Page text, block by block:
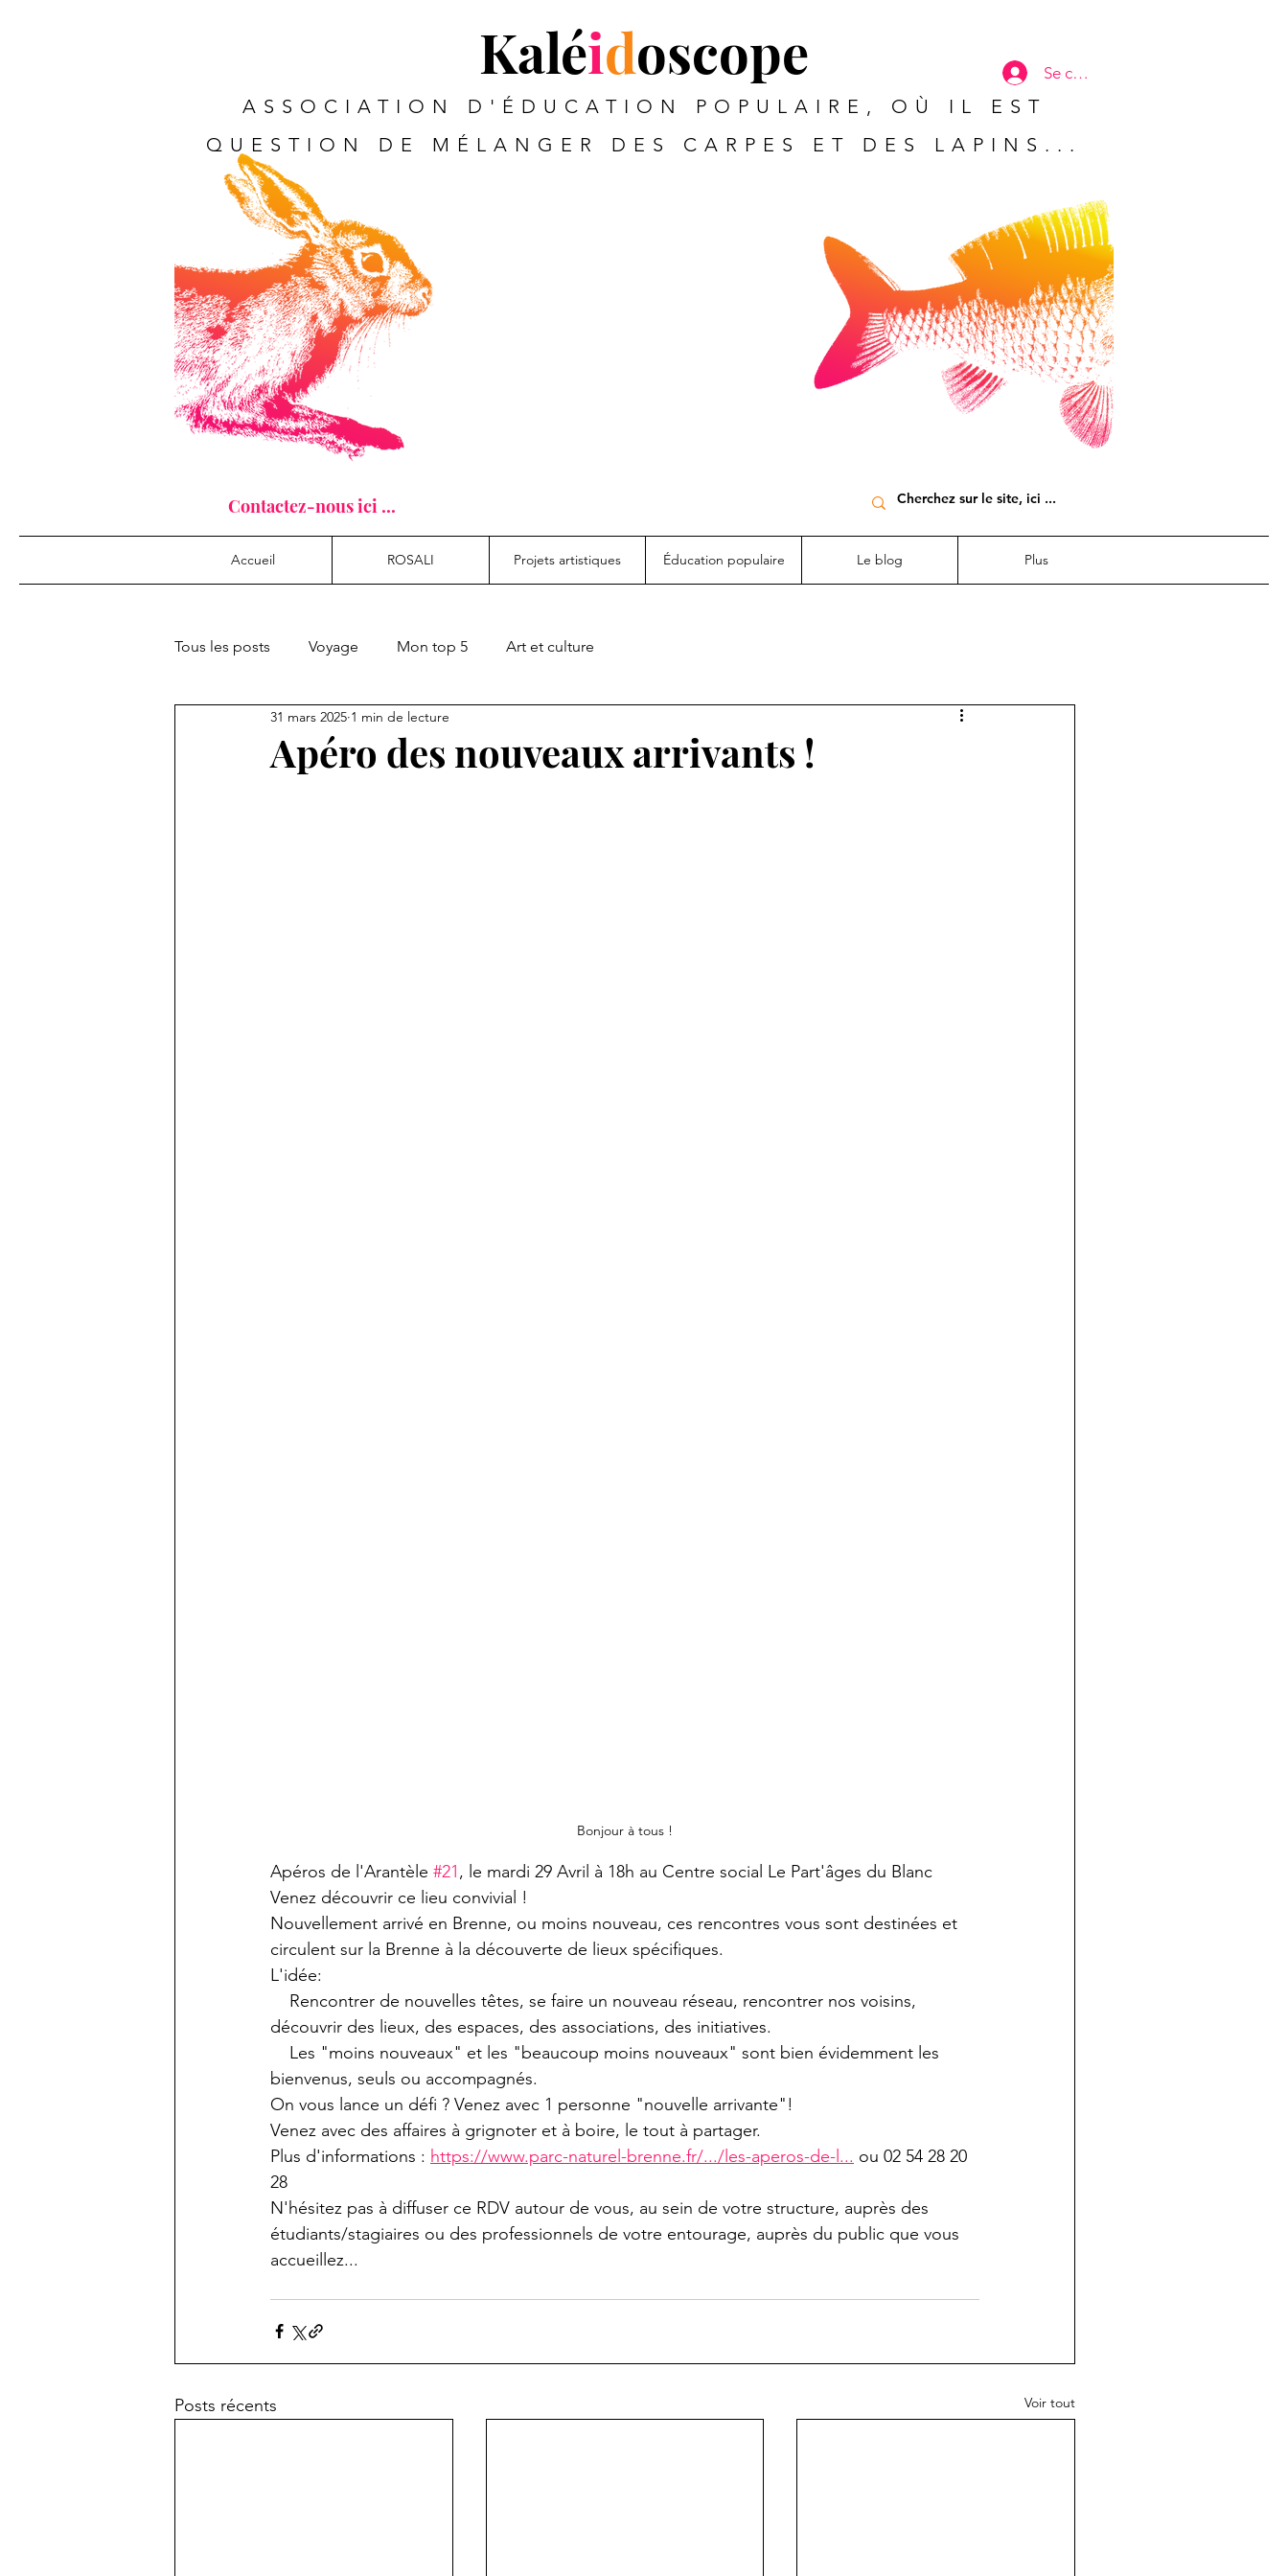
Kaléidoscope
ASSOCIATION D'ÉDUCATION POPULAIRE, OÙ IL EST
QUESTION DE MÉLANGER DES CARPES ET DES LAPINS...
Se connecter
Contactez-nous ici ...
Accueil ROSALI Projets artistiques Éducation populaire Le blog Plus
Tous les posts Voyage Mon top 5 Art et culture
Apéro des nouveaux arrivants !
31 mars 2025 1 min de lecture
Bonjour à tous !
Apéros de l'Arantèle #21, le mardi 29 Avril à 18h au Centre social Le Part'âges du Blanc
Venez découvrir ce lieu convivial !
Nouvellement arrivé en Brenne, ou moins nouveau, ces rencontres vous sont destinées et
circulent sur la Brenne à la découverte de lieux spécifiques.
L'idée:
Rencontrer de nouvelles têtes, se faire un nouveau réseau, rencontrer nos voisins,
découvrir des lieux, des espaces, des associations, des initiatives.
Les "moins nouveaux" et les "beaucoup moins nouveaux" sont bien évidemment les
bienvenus, seuls ou accompagnés.
On vous lance un défi ? Venez avec 1 personne "nouvelle arrivante"!
Venez avec des affaires à grignoter et à boire, le tout à partager.
Plus d'informations : https://www.parc-naturel-brenne.fr/.../les-aperos-de-l ... ou 02 54 28 20
28
N'hésitez pas à diffuser ce RDV autour de vous, au sein de votre structure, auprès des
étudiants/stagiaires ou des professionnels de votre entourage, auprès du public que vous
accueillez...
Posts récents Voir tout